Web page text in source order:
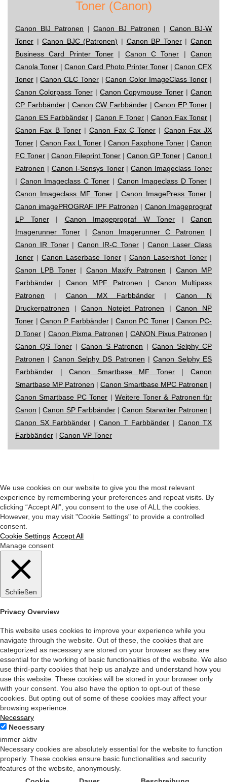
Toner (Canon)
Canon BIJ Patronen |Canon BJ Patronen | Canon BJ-W
Toner |Canon BJC (Patronen) | Canon BP Toner|Canon
Business Card Printer Toner | Canon C Toner |Canon
Canola Toner |Canon Card Photo Printer Toner| Canon CFX
Toner |Canon CLC Toner|Canon Color ImageClass Toner |
Canon Colorpass Toner| Canon Copymouse Toner| Canon
CP Farbbänder| Canon CW Farbbänder |Canon EP Toner |
Canon ES Farbbänder | Canon F Toner | Canon Fax Toner |
Canon Fax B Toner|Canon Fax C Toner | Canon Fax JX
Toner | Canon Fax L Toner | Canon Faxphone Toner |Canon
FC Toner | Canon Fileprint Toner | Canon GP Toner | Canon I
Patronen | Canon I-Sensys Toner|Canon Imageclass Toner
| Canon Imageclass C Toner | Canon Imageclass D Toner |
Canon Imageclass MF Toner|Canon ImagePress Toner |
Canon imagePROGRAF IPF Patronen | Canon Imageprograf
LP Toner| Canon Imageprograf W Toner | Canon
Imagerunner Toner | Canon Imagerunner C Patronen |
Canon IR Toner|Canon IR-C Toner|Canon Laser Class
Toner | Canon Laserbase Toner | Canon Lasershot Toner |
Canon LPB Toner | Canon Maxify Patronen | Canon MP
Farbbänder | Canon MPF Patronen | Canon Multipass
Patronen | Canon MX Farbbänder |Canon N
Druckerpatronen |Canon Notejet Patronen |Canon NP
Toner |Canon P Farbbänder| Canon PC Toner |Canon PC-
D Toner| Canon Pixma Patronen |CANON Pixus Patronen |
Canon QS Toner| Canon S Patronen |Canon Selphy CP
Patronen | Canon Selphy DS Patronen |Canon Selphy ES
Farbbänder |Canon Smartbase MF Toner|Canon
Smartbase MP Patronen | Canon Smartbase MPC Patronen |
Canon Smartbase PC Toner |Weitere Toner & Patronen für
Canon |Canon SP Farbbänder|Canon Starwriter Patronen |
Canon SX Farbbänder |Canon T Farbbänder | Canon TX
Farbbänder | Canon VP Toner
We use cookies on our website to give you the most relevant
experience by remembering your preferences and repeat visits. By
clicking “Accept All”, you consent to the use of ALL the cookies.
However, you may visit "Cookie Settings" to provide a controlled
consent.
Cookie Settings Accept All
Manage consent
Schließen
Privacy Overview
This website uses cookies to improve your experience while you
navigate through the website. Out of these, the cookies that are
categorized as necessary are stored on your browser as they are
essential for the working of basic functionalities of the website. We also
use third-party cookies that help us analyze and understand how you
use this website. These cookies will be stored in your browser only
with your consent. You also have the option to opt-out of these
cookies. But opting out of some of these cookies may affect your
browsing experience.
Necessary
Necessary
immer aktiv
Necessary cookies are absolutely essential for the website to function
properly. These cookies ensure basic functionalities and security
features of the website, anonymously.